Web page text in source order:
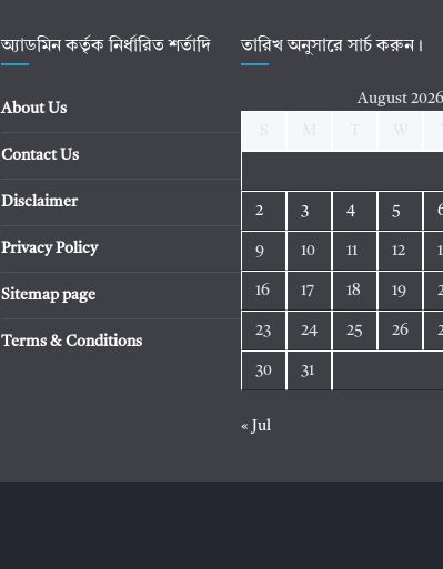
অ্যাডমিন কর্তৃক নির্ধারিত শর্তাদি
About Us
Contact Us
Disclaimer
Privacy Policy
Sitemap page
Terms & Conditions
তারিখ অনুসারে সার্চ করুন।
August 2026
2 3 4 5
9 10 11 12
16 17 18 19
23 24 25 26
30 31
« Jul